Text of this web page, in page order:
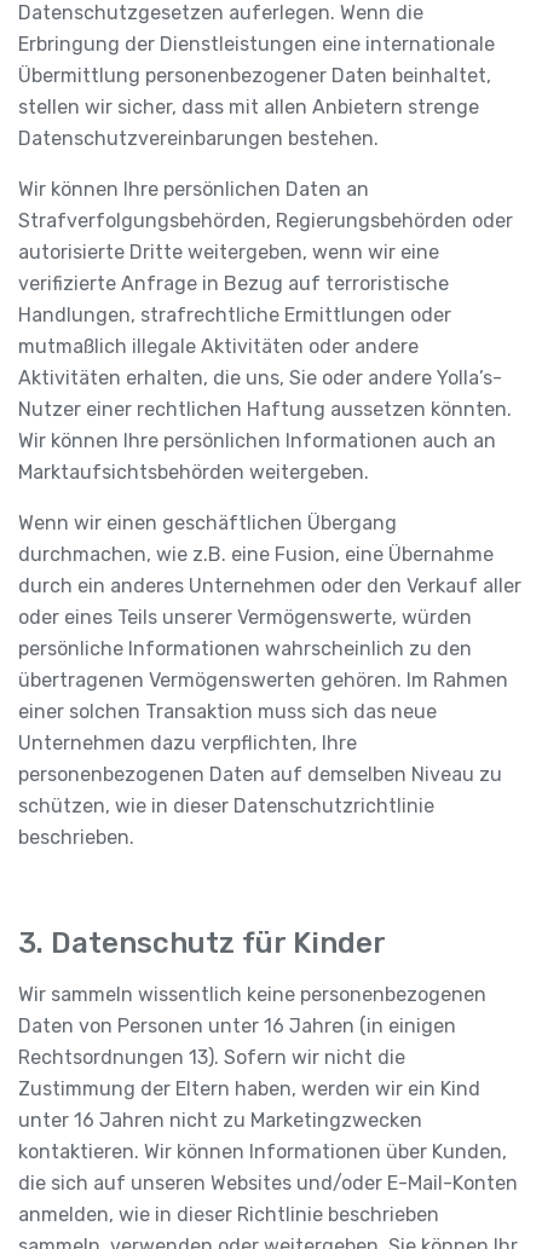
Datenschutzgesetzen auferlegen. Wenn die
Erbringung der Dienstleistungen eine internationale
Übermittlung personenbezogener Daten beinhaltet,
stellen wir sicher, dass mit allen Anbietern strenge
Datenschutzvereinbarungen bestehen.
Wir können Ihre persönlichen Daten an
Strafverfolgungsbehörden, Regierungsbehörden oder
autorisierte Dritte weitergeben, wenn wir eine
verifizierte Anfrage in Bezug auf terroristische
Handlungen, strafrechtliche Ermittlungen oder
mutmaßlich illegale Aktivitäten oder andere
Aktivitäten erhalten, die uns, Sie oder andere Yolla’s-
Nutzer einer rechtlichen Haftung aussetzen könnten.
Wir können Ihre persönlichen Informationen auch an
Marktaufsichtsbehörden weitergeben.
Wenn wir einen geschäftlichen Übergang
durchmachen, wie z.B. eine Fusion, eine Übernahme
durch ein anderes Unternehmen oder den Verkauf aller
oder eines Teils unserer Vermögenswerte, würden
persönliche Informationen wahrscheinlich zu den
übertragenen Vermögenswerten gehören. Im Rahmen
einer solchen Transaktion muss sich das neue
Unternehmen dazu verpflichten, Ihre
personenbezogenen Daten auf demselben Niveau zu
schützen, wie in dieser Datenschutzrichtlinie
beschrieben.
3. Datenschutz für Kinder
Wir sammeln wissentlich keine personenbezogenen
Daten von Personen unter 16 Jahren (in einigen
Rechtsordnungen 13). Sofern wir nicht die
Zustimmung der Eltern haben, werden wir ein Kind
unter 16 Jahren nicht zu Marketingzwecken
kontaktieren. Wir können Informationen über Kunden,
die sich auf unseren Websites und/oder E-Mail-Konten
anmelden, wie in dieser Richtlinie beschrieben